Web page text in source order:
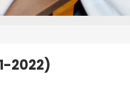
2022)